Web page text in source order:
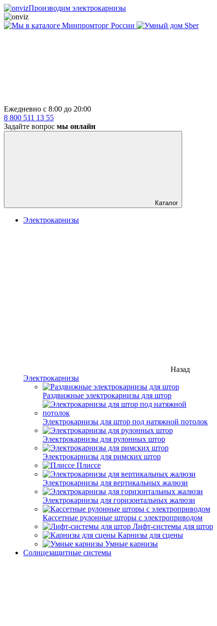
Производим электрокарнизы
Ежедневно с 8:00 до 20:00
8 800 511 13 55
Задайте вопрос мы онлайн
Каталог
Электрокарнизы
Назад
Электрокарнизы
Раздвижные электрокарнизы для штор
Электрокарнизы для штор под натяжной потолок
Электрокарнизы для рулонных штор
Электрокарнизы для римских штор
Плиссе
Электрокарнизы для вертикальных жалюзи
Электрокарнизы для горизонтальных жалюзи
Кассетные рулонные шторы с электроприводом
Лифт-системы для штор
Карнизы для сцены
Умные карнизы
Солнцезащитные системы